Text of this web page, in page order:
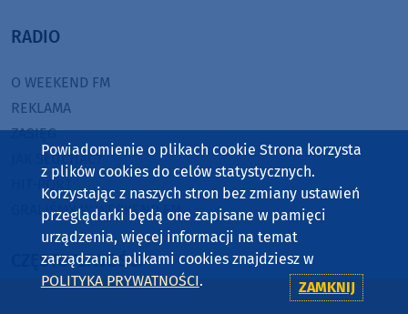
RADIO
O WEEKEND FM
REKLAMA
ZASIĘG
JAK SŁUCHAĆ?
HIT-PORT
GRALIŚMY W WEEKEND FM
CZĘSTOTLIWOŚCI
Powiadomienie o plikach cookie Strona korzysta
z plików cookies do celów statystycznych.
Korzystając z naszych stron bez zmiany ustawień
przeglądarki będą one zapisane w pamięci
urządzenia, więcej informacji na temat
zarządzania plikami cookies znajdziesz w
POLITYKA PRYWATNOŚCI. ZAMKNIJ